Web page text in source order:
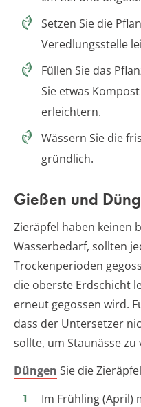
Setzen Sie die
Veredlungsstelle
Füllen Sie das
Sie etwas
erleichtern.
Wässern Sie die
gründlich.
Gießen und
Zieräpfel haben keinen
Wasserbedarf, sollten
Trockenperioden
die oberste Erdschicht
erneut gegossen wird.
dass der Untersetzer
sollte, um Staunässe zu
Düngen Sie die
Im Frühling (April)